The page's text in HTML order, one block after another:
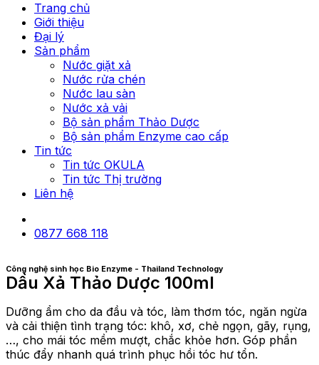
Trang chủ
Giới thiệu
Đại lý
Sản phẩm
Nước giặt xả
Nước rửa chén
Nước lau sàn
Nước xả vải
Bộ sản phẩm Thảo Dược
Bộ sản phẩm Enzyme cao cấp
Tin tức
Tin tức OKULA
Tin tức Thị trường
Liên hệ
0877 668 118
Công nghệ sinh học Bio Enzyme - Thailand Technology
Dầu Xả Thảo Dược 100ml
Dưỡng ẩm cho da đầu và tóc, làm thơm tóc, ngăn ngừa
và cải thiện tình trạng tóc: khô, xơ, chẻ ngọn, gãy, rụng,
…, cho mái tóc mềm mượt, chắc khỏe hơn. Góp phần
thúc đẩy nhanh quá trình phục hồi tóc hư tổn.